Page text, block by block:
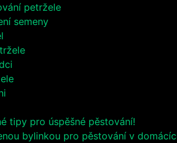
petržele
semeny
tipy pro úspěšné pěstování!
⁤bylinkou ⁢pro pěstování v⁣